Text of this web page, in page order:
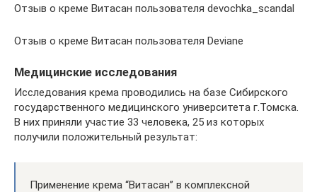
Отзыв о креме Витасан пользователя devochka_scandal
Отзыв о креме Витасан пользователя Deviane
Медицинские исследования
Исследования крема проводились на базе Сибирского
государственного медицинского университета г.Томска.
В них приняли участие 33 человека, 25 из которых
получили положительный результат:
Применение крема “Витасан” в комплексной